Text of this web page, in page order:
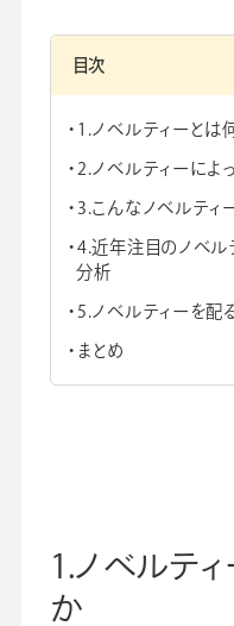
学校向け人材育成事業
目次
1.ノベルティーとは
2.ノベルティーによ
3.こんなノベルティ
4.近年注目のノベル
分析
5.ノベルティーを配
まとめ
1.ノベルテ
か